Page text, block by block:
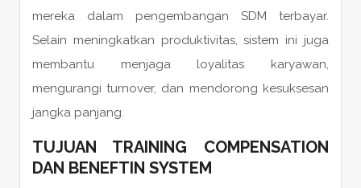
mereka dalam pengembangan SDM terbayar.
Selain meningkatkan produktivitas, sistem ini juga
membantu menjaga loyalitas karyawan,
mengurangi turnover, dan mendorong kesuksesan
jangka panjang.
TUJUAN TRAINING COMPENSATION
DAN BENEFTIN SYSTEM